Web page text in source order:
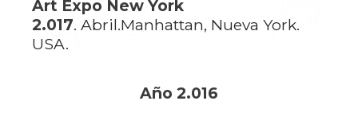
Art Expo New York
2.017. Abril.Manhattan, Nueva York.
USA.
Año 2.016